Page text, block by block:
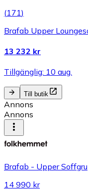
(171)
Brafab Upper
13 232 kr
Tillgänglig: 10 aug.
Till butik
Annons
Annons
Brafab - Upper
14 990 kr